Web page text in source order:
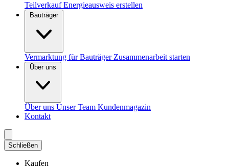
TeilverkaufEnergieausweis erstellen
Bauträger
Vermarktung für Bauträger Zusammenarbeit starten
Über uns
Über uns Unser Team Kundenmagazin
Kontakt
Schließen
Kaufen